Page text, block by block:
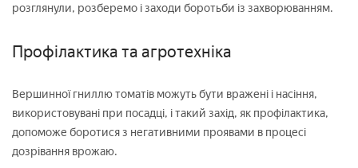
розглянули, розберемо і заходи боротьби із захворюванням.
Профілактика та агротехніка
Вершинної гниллю томатів можуть бути вражені і насіння,
використовувані при посадці, і такий захід, як профілактика,
допоможе боротися з негативними проявами в процесі
дозрівання врожаю.